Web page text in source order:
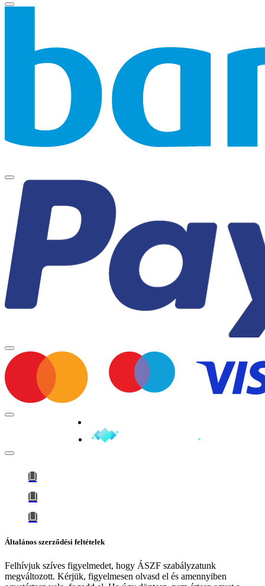
Általános szerződési feltételek
Felhívjuk szíves figyelmedet, hogy ÁSZF szabályzatunk
megváltozott. Kérjük, figyelmesen olvasd el és amennyiben